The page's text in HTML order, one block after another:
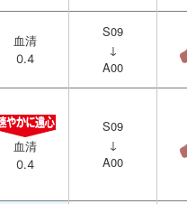
血清
0.4
S09
↓
A00
血清
0.4
S09
↓
A00
血清
0.4
S09
↓
A00
血清
0.4
S09
↓
A00